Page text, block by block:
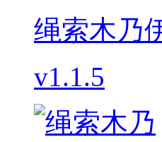
绳索木乃
v1.1.5